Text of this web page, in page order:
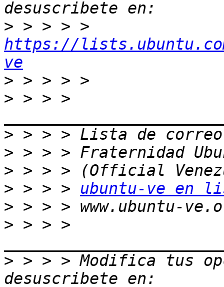
>
https://
ve
>
> > > >
>
>
>
> > > > ubuntu-ve en
>
> > > >
> > > > Modifica tus